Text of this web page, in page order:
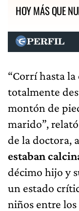
HOY MÁS QUE
“Corrí hasta la
totalmente
montón de
marido”, relató
de la doctora,
estaban
décimo hijo y
un estado
niños entre los